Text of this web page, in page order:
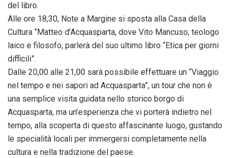
del libro.
Alle ore 18,30, Note a Margine si sposta alla Casa della
Cultura “Matteo d’Acquasparta, dove Vito Mancuso, teologo
laico e filosofo, parlerà del suo ultimo libro “Etica per giorni
difficili”.
Dalle 20,00 alle 21,00 sarà possibile effettuare un “Viaggio
nel tempo e nei sapori ad Acquasparta”, un tour che non è
una semplice visita guidata nello storico borgo di
Acquasparta, ma un’esperienza che vi porterà indietro nel
tempo, alla scoperta di questo affascinante luogo, gustando
le specialità locali per immergersi completamente nella
cultura e nella tradizione del paese.